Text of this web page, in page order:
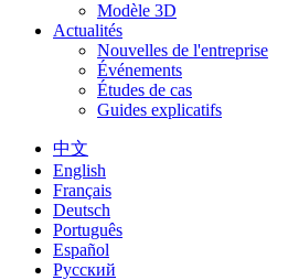
Modèle 3D
Actualités
Nouvelles de l'entreprise
Événements
Études de cas
Guides explicatifs
中文
English
Français
Deutsch
Português
Español
Русский